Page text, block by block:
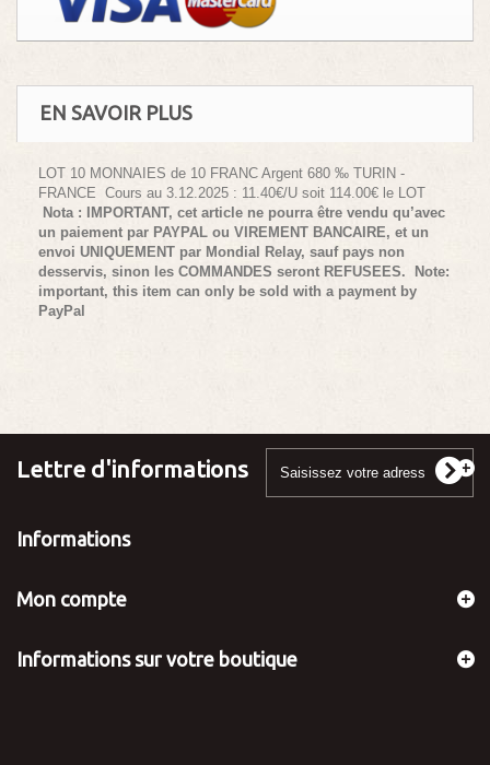
EN SAVOIR PLUS
LOT 10 MONNAIES de 10 FRANC Argent 680 ‰ TURIN -
FRANCE Cours au 3.12.2025 : 11.40€/U soit 114.00€ le LOT
Nota : IMPORTANT, cet article ne pourra être vendu qu’avec
un paiement par PAYPAL ou VIREMENT BANCAIRE, et un
envoi UNIQUEMENT par Mondial Relay, sauf pays non
desservis, sinon les COMMANDES seront REFUSEES.
Note:
important, this item can only be sold with a payment by
PayPal
Lettre d'informations
Informations
Mon compte
Informations sur votre boutique